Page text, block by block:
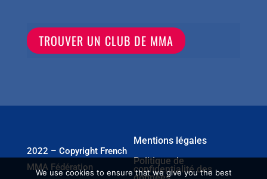
TROUVER UN CLUB DE MMA
2022 – Copyright French
MMA Fédération
Mentions légales
Politique de
confidentialité des
We use cookies to ensure that we give you the best